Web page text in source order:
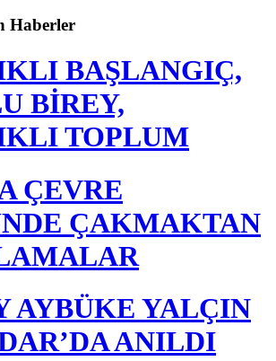
Haberler
BAŞLANGIÇ,
BİREY,
TOPLUM
ÇEVRE
ÇAKMAKTAN
AYBÜKE YALÇIN
ANILDI